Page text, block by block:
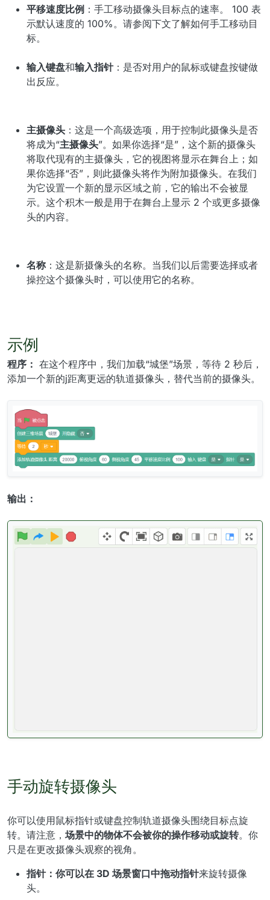
平移速度比例 ：手工移动摄像头目标点的速率。 100 表
示默认速度的 100%。请参阅下文了解如何手工移动目
标。
输入键盘和输入指针：是否对用户的鼠标或键盘按键做
出反应。
主摄像头 ：这是一个高级选项，用于控制此摄像头是否
将成为“主摄像头”。如果你选择“是”，这个新的摄像头
将取代现有的主摄像头，它的视图将显示在舞台上；如
果你选择“否”，则此摄像头将作为附加摄像头。在我们
为它设置一个新的显示区域之前，它的输出不会被显
示。这个积木一般是用于在舞台上显示 2 个或更多摄像
头的内容。
名称 ：这是新摄像头的名称。当我们以后需要选择或者
操控这个摄像头时，可以使用它的名称。
示例
程序： 在这个程序中，我们加载“城堡”场景，等待 2 秒后，
添加一个新的j距离更远的轨道摄像头，替代当前的摄像头。
输出：
手动旋转摄像头
你可以使用鼠标指针或键盘控制轨道摄像头围绕目标点旋
转。请注意， 场景中的物体不会被你的操作移动或旋转。你
只是在更改摄像头观察的视角。
指针： 你可以在 3D 场景窗口中拖动指针来旋转摄像
头。